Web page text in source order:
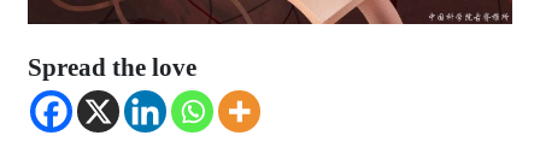
Spread the love